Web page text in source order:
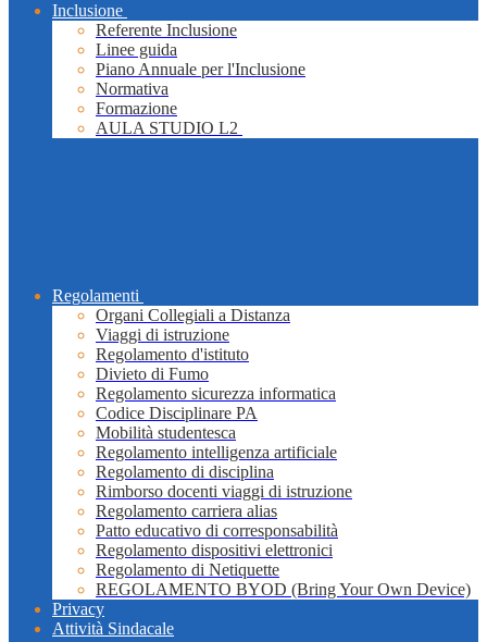
Inclusione
Referente Inclusione
Linee guida
Piano Annuale per l'Inclusione
Normativa
Formazione
AULA STUDIO L2
Regolamenti
Organi Collegiali a Distanza
Viaggi di istruzione
Regolamento d'istituto
Divieto di Fumo
Regolamento sicurezza informatica
Codice Disciplinare PA
Mobilità studentesca
Regolamento intelligenza artificiale
Regolamento di disciplina
Rimborso docenti viaggi di istruzione
Regolamento carriera alias
Patto educativo di corresponsabilità
Regolamento dispositivi elettronici
Regolamento di Netiquette
REGOLAMENTO BYOD (Bring Your Own Device)
Privacy
Attività Sindacale